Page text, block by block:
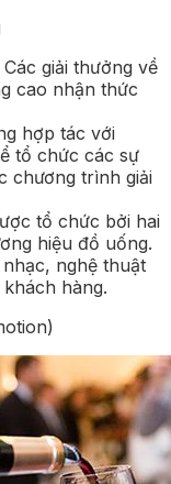
Các giải thưởng về
cao nhận thức
hợp tác với
tổ chức các sự
chương trình giải
tổ chức bởi hai
hiệu đồ uống.
nghệ thuật
hàng.